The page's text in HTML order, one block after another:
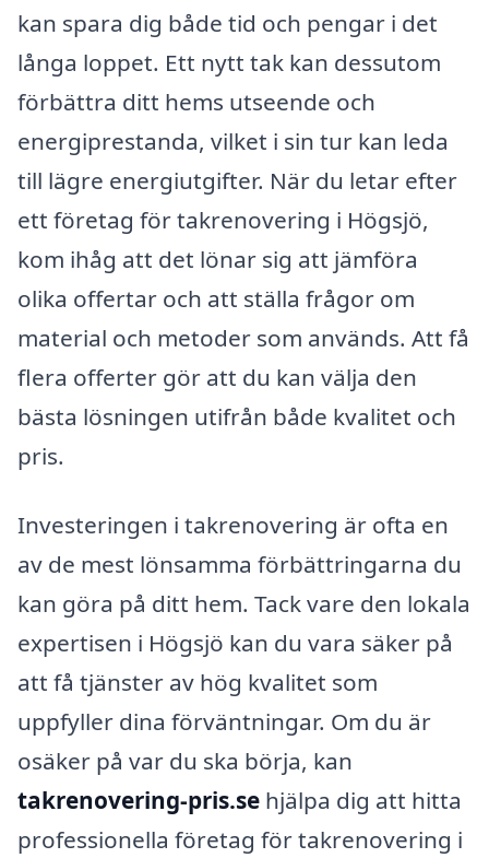
kan spara dig både tid och pengar i det
långa loppet. Ett nytt tak kan dessutom
förbättra ditt hems utseende och
energiprestanda, vilket i sin tur kan leda
till lägre energiutgifter. När du letar efter
ett företag för takrenovering i Högsjö,
kom ihåg att det lönar sig att jämföra
olika offertar och att ställa frågor om
material och metoder som används. Att få
flera offerter gör att du kan välja den
bästa lösningen utifrån både kvalitet och
pris.
Investeringen i takrenovering är ofta en
av de mest lönsamma förbättringarna du
kan göra på ditt hem. Tack vare den lokala
expertisen i Högsjö kan du vara säker på
att få tjänster av hög kvalitet som
uppfyller dina förväntningar. Om du är
osäker på var du ska börja, kan
takrenovering-pris.se hjälpa dig att hitta
professionella företag för takrenovering i